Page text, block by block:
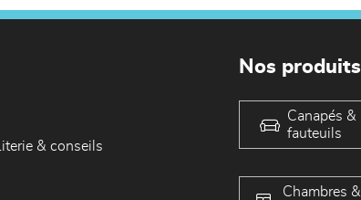
Literie & conseils
Nos produits
Canapés &
fauteuils
Chambres &